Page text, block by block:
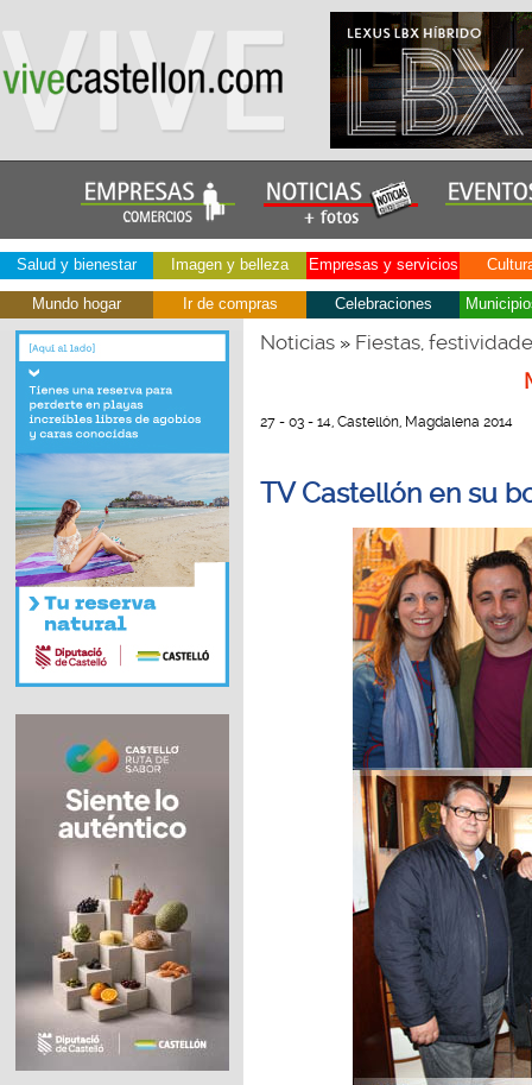
Salud y bienestar Imagen y belleza Empresas y servicios
Mundo hogar Ir de compras Celebraciones
Noticias» Fiestas,
27 - 03 - 14, Castellón, Magdalena 2014
TV Castellón en su